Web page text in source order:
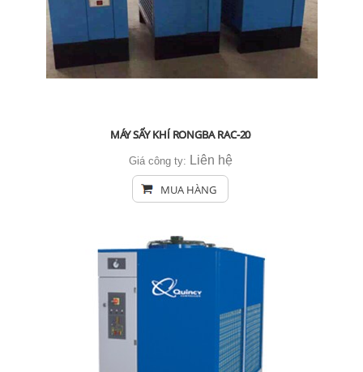
MÁY SẤY KHÍ RONGBA RAC-20
Giá công ty: Liên hệ
MUA HÀNG